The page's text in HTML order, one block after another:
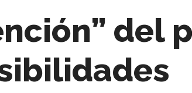
del